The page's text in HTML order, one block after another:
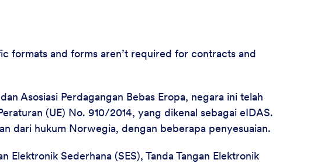
formats and forms aren’t required for contracts and
Asosiasi Perdagangan Bebas Eropa, negara ini telah
(UE) No. 910/2014, yang dikenal sebagai eIDAS.
dari hukum Norwegia, dengan beberapa penyesuaian.
Sederhana (SES), Tanda Tangan Elektronik